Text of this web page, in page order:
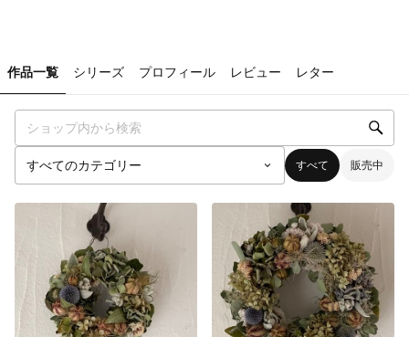
作品一覧 シリーズ プロフィール レビュー レター
すべて 販売中